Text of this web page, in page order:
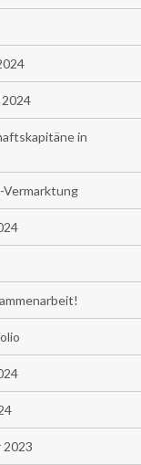
in
Vermarktung
2023